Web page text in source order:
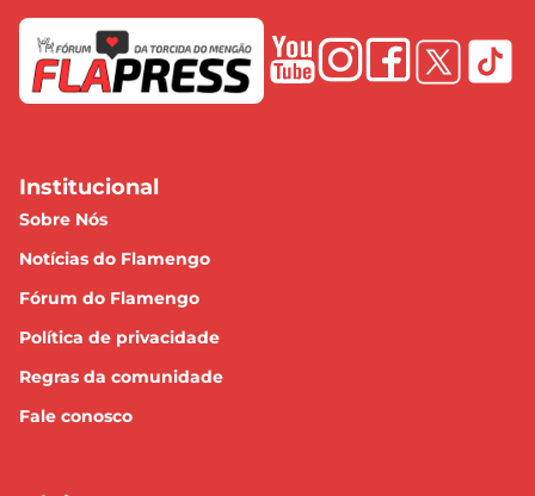
Institucional
Sobre Nós
Notícias do Flamengo
Fórum do Flamengo
Política de privacidade
Regras da comunidade
Fale conosco